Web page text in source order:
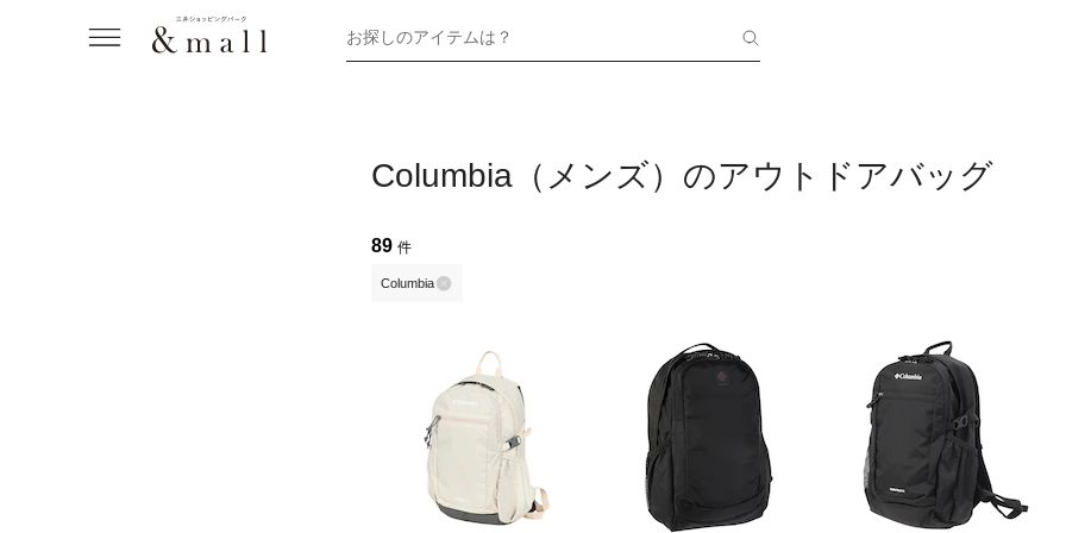
お探しのアイテムは？
Columbia（メンズ）のアウトドアバッグ
89 件
Columbia